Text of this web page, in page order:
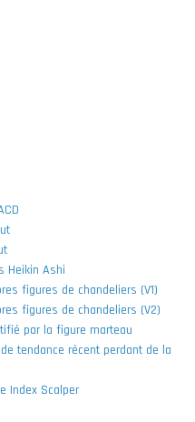
Heikin Ashi
figures de chandeliers (V1)
figures de chandeliers (V2)
par la figure marteau
tendance récent perdant de la
Index Scalper